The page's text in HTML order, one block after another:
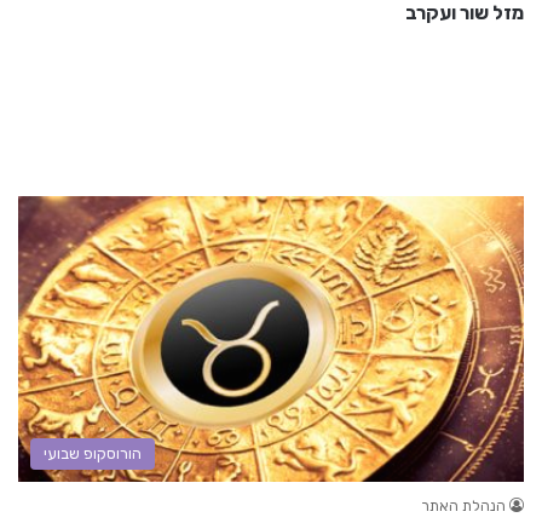
מזל שור ועקרב
הורוסקופ שבועי
הנהלת האתר